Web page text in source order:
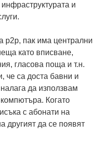
и
p2p, пак има централни
като вписване,
гласова поща и т.н.
че са доста бавни и
да използвам
Когато
с абонати на
другият да се появят